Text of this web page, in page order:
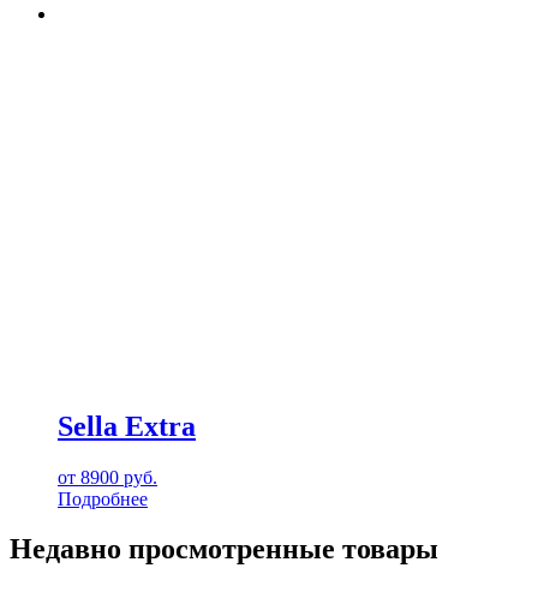
Sella Extra
от 8900 руб.
Подробнее
Недавно просмотренные товары